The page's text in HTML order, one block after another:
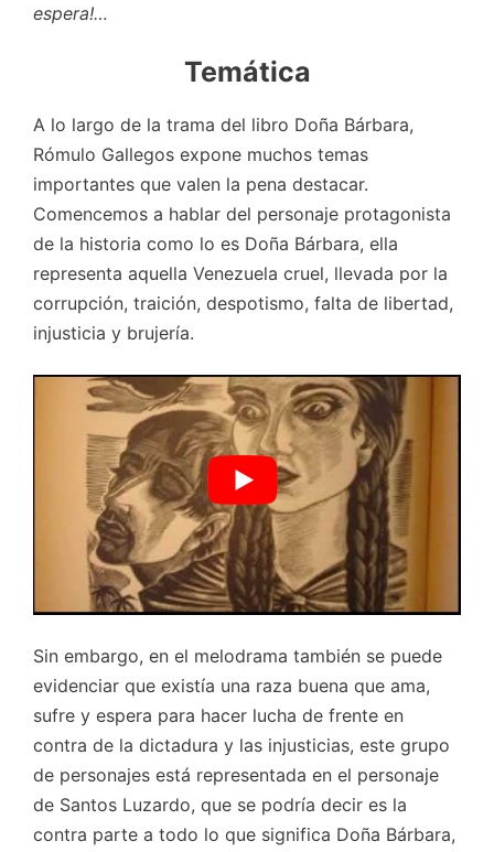
espera!…
Temática
A lo largo de la trama del libro Doña Bárbara,
Rómulo Gallegos expone muchos temas
importantes que valen la pena destacar.
Comencemos a hablar del personaje protagonista
de la historia como lo es Doña Bárbara, ella
representa aquella Venezuela cruel, llevada por la
corrupción, traición, despotismo, falta de libertad,
injusticia y brujería.
Sin embargo, en el melodrama también se puede
evidenciar que existía una raza buena que ama,
sufre y espera para hacer lucha de frente en
contra de la dictadura y las injusticias, este grupo
de personajes está representada en el personaje
de Santos Luzardo, que se podría decir es la
contra parte a todo lo que significa Doña Bárbara,